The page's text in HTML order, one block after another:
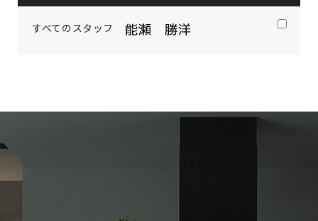
すべてのスタッフ